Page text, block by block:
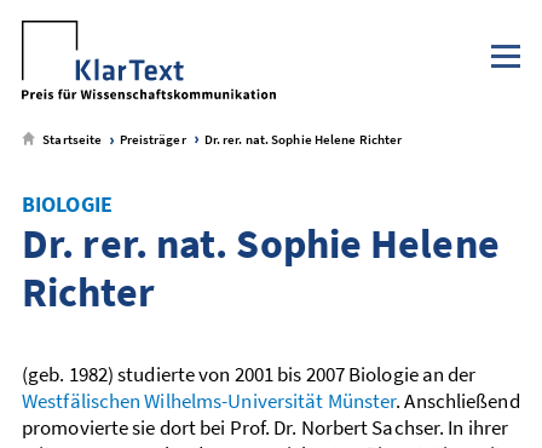
zum
Metamenü
zum
Hauptmenü
zum
Seiteninhalt
zum
Footer-
Menü
Startseite Preisträger Dr. rer. nat. Sophie Helene Richter
BIOLOGIE
Dr. rer. nat. Sophie Helene
Richter
(geb. 1982) studierte von 2001 bis 2007 Biologie an der
Westfälischen Wilhelms-Universität Münster. Anschließend
promovierte sie dort bei Prof. Dr. Norbert Sachser. In ihrer